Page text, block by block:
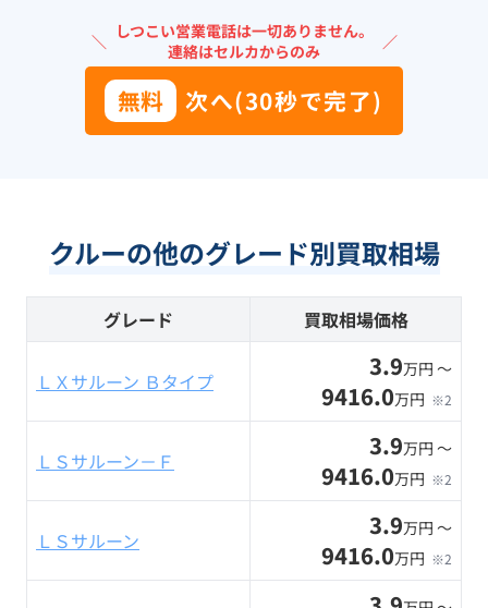
＼ しつこい営業電話は一切ありません。
連絡はセルカからのみ
／
無料 次へ(30秒で完了)
クルーの他のグレード別買取相場
グレード 買取相場価格
ＬＸサルーン Ｂタイプ 3.9万円 〜
9416.0万円 ※2
ＬＳサルーン－Ｆ 3.9万円 〜
9416.0万円 ※2
ＬＳサルーン 3.9万円 〜
9416.0万円 ※2